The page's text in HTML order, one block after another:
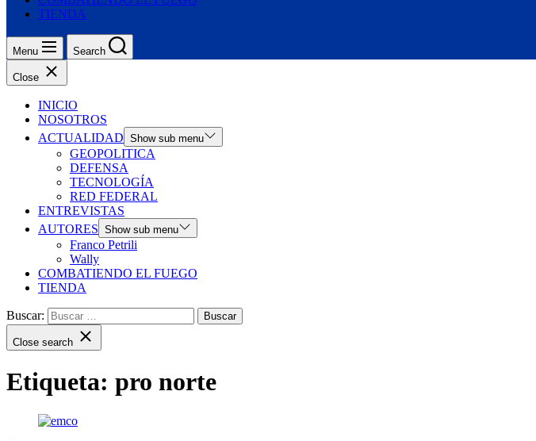
TIENDA
Menu Search
Close
INICIO
NOSOTROS
ACTUALIDAD Show sub menu
GEOPOLITICA
DEFENSA
TECNOLOGÍA
RED FEDERAL
ENTREVISTAS
AUTORES Show sub menu
Franco Petrili
Wally
COMBATIENDO EL FUEGO
TIENDA
Buscar:
Close search
Etiqueta: pro norte